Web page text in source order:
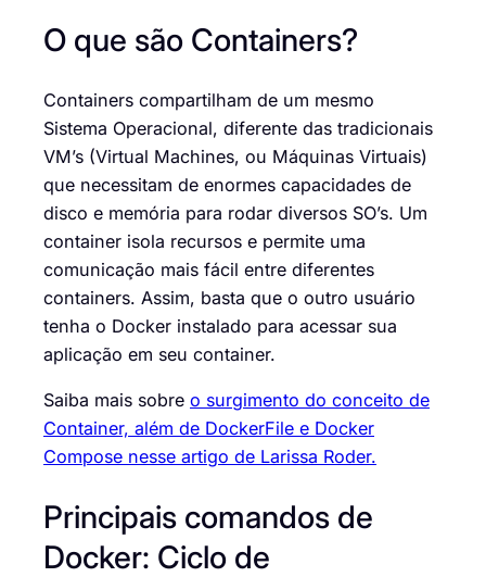
O que são Containers?
Containers compartilham de um mesmo
Sistema Operacional, diferente das tradicionais
VM’s (Virtual Machines, ou Máquinas Virtuais)
que necessitam de enormes capacidades de
disco e memória para rodar diversos SO’s. Um
container isola recursos e permite uma
comunicação mais fácil entre diferentes
containers. Assim, basta que o outro usuário
tenha o Docker instalado para acessar sua
aplicação em seu container.
Saiba mais sobre o surgimento do conceito de
Container, além de DockerFile e Docker
Compose nesse artigo de Larissa Roder.
Principais comandos de
Docker: Ciclo de